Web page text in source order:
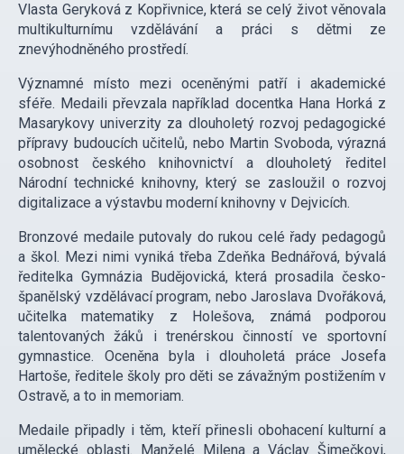
Vlasta Geryková z Kopřivnice, která se celý život věnovala
multikulturnímu vzdělávání a práci s dětmi ze
znevýhodněného prostředí.
Významné místo mezi oceněnými patří i akademické
sféře. Medaili převzala například docentka Hana Horká z
Masarykovy univerzity za dlouholetý rozvoj pedagogické
přípravy budoucích učitelů, nebo Martin Svoboda, výrazná
osobnost českého knihovnictví a dlouholetý ředitel
Národní technické knihovny, který se zasloužil o rozvoj
digitalizace a výstavbu moderní knihovny v Dejvicích.
Bronzové medaile putovaly do rukou celé řady pedagogů
a škol. Mezi nimi vyniká třeba Zdeňka Bednářová, bývalá
ředitelka Gymnázia Budějovická, která prosadila česko-
španělský vzdělávací program, nebo Jaroslava Dvořáková,
učitelka matematiky z Holešova, známá podporou
talentovaných žáků i trenérskou činností ve sportovní
gymnastice. Oceněna byla i dlouholetá práce Josefa
Hartoše, ředitele školy pro děti se závažným postižením v
Ostravě, a to in memoriam.
Medaile připadly i těm, kteří přinesli obohacení kulturní a
umělecké oblasti. Manželé Milena a Václav Šimečkovi,